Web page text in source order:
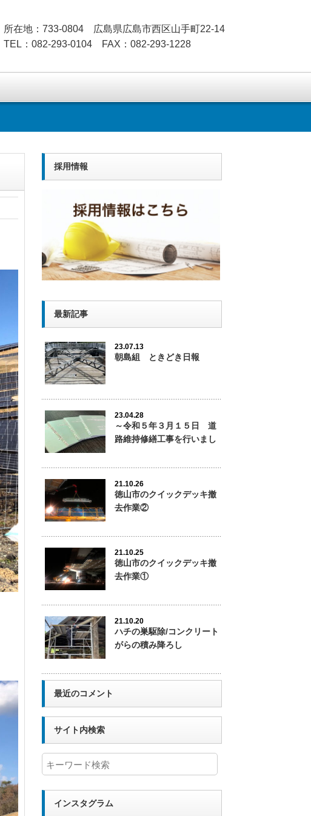
所在地：733-0804 広島県広島市西区山手町22-14
TEL：082-293-0104 FAX：082-293-1228
採用情報
最新記事
23.07.13
朝島組 ときどき日報
23.04.28
～令和５年３月１５日 道
路維持修繕工事を行いまし
21.10.26
徳山市のクイックデッキ撤
去作業②
21.10.25
徳山市のクイックデッキ撤
去作業①
21.10.20
ハチの巣駆除/コンクリート
がらの積み降ろし
最近のコメント
サイト内検索
インスタグラム